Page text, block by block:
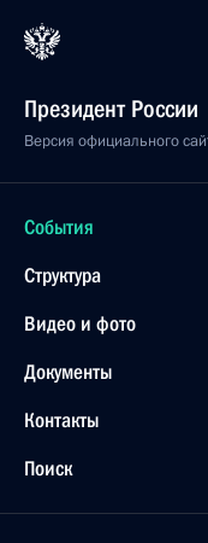
Президент России
Версия официального
События
Структура
Видео и фото
Документы
Контакты
Поиск